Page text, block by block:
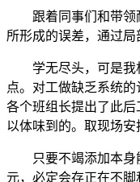
跟着同事们和带领耐
所形成的误差，通过
学无尽头，可是我相
点。对工做缺乏系统
各个班组长提出了此
以体味到的。取现场
只要不竭添加本身能
元，必定会存正在不